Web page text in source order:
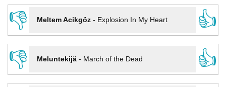
👎
Meltem Acikgöz- Explosion In My Heart
👍
👎
Meluntekijä- March of the Dead
👍